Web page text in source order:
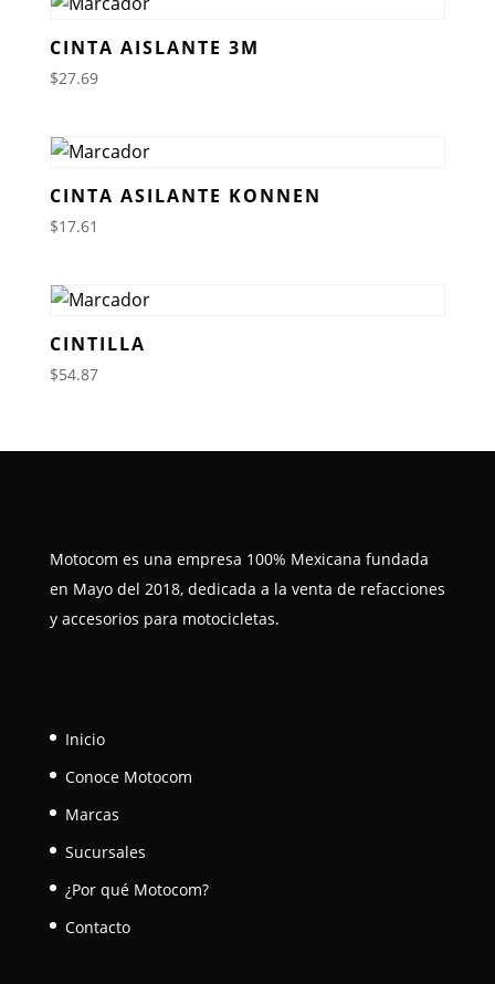
CINTA AISLANTE 3M
$27.69
CINTA ASILANTE KONNEN
$17.61
CINTILLA
$54.87
Motocom es una empresa 100% Mexicana fundada
en Mayo del 2018, dedicada a la venta de refacciones
y accesorios para motocicletas.
Inicio
Conoce Motocom
Marcas
Sucursales
¿Por qué Motocom?
Contacto